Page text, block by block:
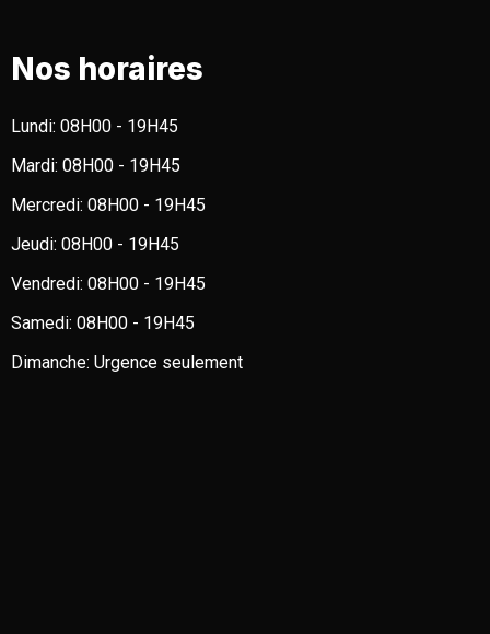
Nos horaires
Lundi: 08H00 - 19H45
Mardi: 08H00 - 19H45
Mercredi: 08H00 - 19H45
Jeudi: 08H00 - 19H45
Vendredi: 08H00 - 19H45
Samedi: 08H00 - 19H45
Dimanche: Urgence seulement